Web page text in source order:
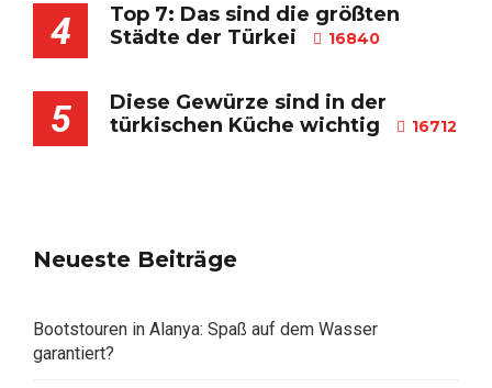
4
Top 7: Das sind die größten
Städte der Türkei
16840
5
Diese Gewürze sind in der
türkischen Küche wichtig
16712
Neueste Beiträge
Bootstouren in Alanya: Spaß auf dem Wasser
garantiert?